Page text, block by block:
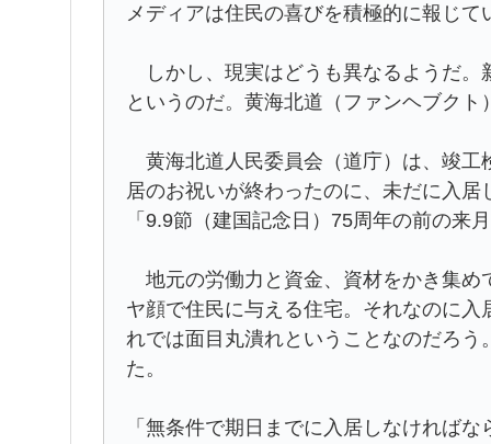
メディアは住民の喜びを積極的に報じて
しかし、現実はどうも異なるようだ。
というのだ。黄海北道（ファンヘブク
黄海北道人民委員会（道庁）は、竣工
居のお祝いが終わったのに、未だに入
「9.9節（建国記念日）75周年の前の来
地元の労働力と資金、資材をかき集め
ヤ顔で住民に与える住宅。それなのに
れでは面目丸潰れということなのだろ
た。
「無条件で期日までに入居しなければ